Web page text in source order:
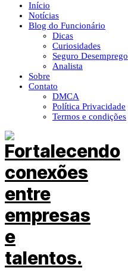
Início
Notícias
Blog do Funcionário
Dicas
Curiosidades
Seguro Desemprego
Analista
Sobre
Contato
DMCA
Política Privacidade
Termos e condições